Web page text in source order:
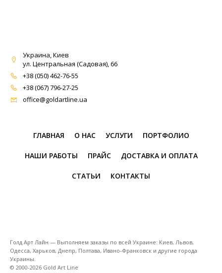
Украина, Киев
ул. Центральная (Садовая), 66
+38 (050) 462-76-55
+38 (067) 796-27-25
office@goldartline.ua
ГЛАВНАЯ О НАС УСЛУГИ ПОРТФОЛИО
НАШИ РАБОТЫ ПРАЙС ДОСТАВКА И ОПЛАТА
СТАТЬИ КОНТАКТЫ
Голд Арт Лайн — Выполняем заказы по всей Украине: Киев, Львов,
Одесса, Харьков, Днепр, Полтава, Ивано-Франковск и другие города
Украины.
© 2000-2026 Gold Art Line